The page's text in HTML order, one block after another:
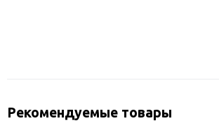
Рекомендуемые товары